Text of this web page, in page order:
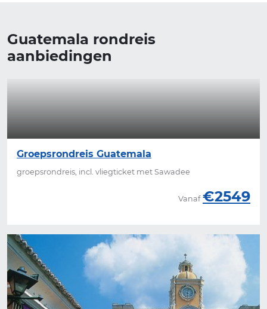
Guatemala rondreis
aanbiedingen
Groepsrondreis Guatemala
groepsrondreis, incl. vliegticket met Sawadee
Vanaf €2549